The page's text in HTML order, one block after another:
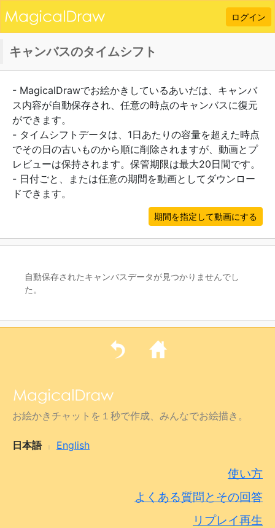
ログイン
キャンバスのタイムシフト
- MagicalDrawでお絵かきしているあいだは、キャンバ
ス内容が自動保存され、任意の時点のキャンバスに復元
ができます。
- タイムシフトデータは、1日あたりの容量を超えた時点
でその日の古いものから順に削除されますが、動画とプ
レビューは保持されます。保管期限は最大20日間です。
- 日付ごと、または任意の期間を動画としてダウンロー
ドできます。
期間を指定して動画にする
自動保存されたキャンバスデータが見つかりませんでし
た。
お絵かきチャットを１秒で作成、みんなでお絵描き。
日本語 English
使い方
よくある質問とその回答
リプレイ再生